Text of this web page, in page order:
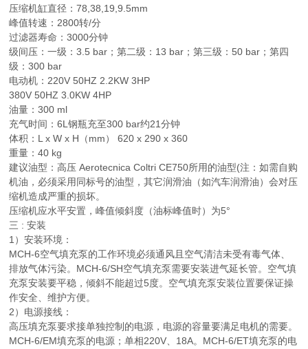
压缩机缸直径：78,38,19,9.5mm
峰值转速：2800转/分
过滤器寿命：3000分钟
级间压：一级：3.5 bar；第二级：13 bar；第三级：50 bar；第四
级：300 bar
电动机：220V 50HZ 2.2KW 3HP
380V 50HZ 3.0KW 4HP
油量：300 ml
充气时间：6L钢瓶充至300 bar约21分钟
体积：L x W x H（mm） 620 x 290 x 360
重量：40 kg
建议油型：高压 Aerotecnica Coltri CE750所用的油型(注：如需自购
机油，必须采用同标号的油型，其它润滑油（如汽车润滑油）会对压
缩机造成严重的损坏。
压缩机应水平安置，峰值倾斜度（油标峰值时）为5°
三 : 安装
1）安装环境：
MCH-6空气填充泵的工作环境必须通风且空气清洁未受有毒气体、
排放气体污染。MCH-6/SH空气填充泵需要安装进气延长管。空气填
充泵安装要平稳，倾斜不能超过5度。空气填充泵安装位置要保证操
作安全、维护方便。
2）电源接线：
高压填充泵要求接单独控制的电源，电源的容量要满足电机的需要。
MCH-6/EM填充泵的电源；单相220V、18A。MCH-6/ET填充泵的电